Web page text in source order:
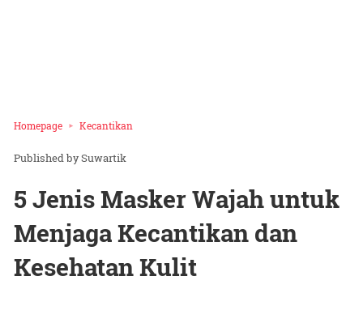
Homepage Kecantikan
Suwartik
5 Jenis Masker Wajah untuk
Menjaga Kecantikan dan
Kesehatan Kulit